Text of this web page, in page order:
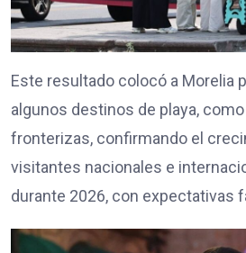
Este resultado colocó a Morelia
algunos destinos de playa,
fronterizas, confirmando el
visitantes nacionales e
durante 2026, con expectativas